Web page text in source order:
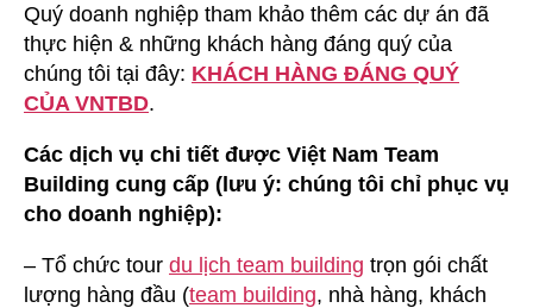
Quý doanh nghiệp tham khảo thêm các dự án đã
thực hiện & những khách hàng đáng quý của
chúng tôi tại đây: KHÁCH HÀNG ĐÁNG QUÝ
CỦA VNTBD.
Các dịch vụ chi tiết được Việt Nam Team
Building cung cấp (lưu ý: chúng tôi chỉ phục vụ
cho doanh nghiệp):
– Tổ chức tour du lịch team building trọn gói chất
lượng hàng đầu (team building, nhà hàng, khách